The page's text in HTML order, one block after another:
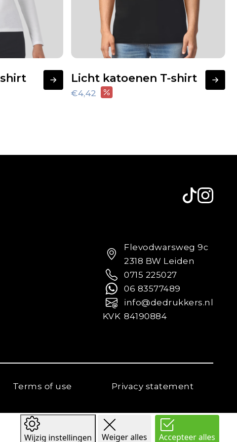
shirt
Licht katoenen T-shirt
€4,42
Flevodwarsweg 9c
2318 BW Leiden
0715 225027
06 83577489
info@dedrukkers.nl
KVK 84190884
Terms of use Privacy statement
Wijzig instellingen Weiger alles Accepteer alles